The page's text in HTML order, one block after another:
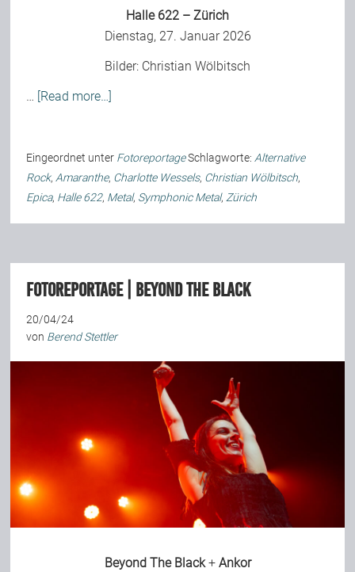
Alles andere
Backstage
Kontakt
Team
Join Us
Playlisten
Halle 622 – Zürich
Dienstag, 27. Januar 2026
Bilder: Christian Wölbitsch
… [Read more…]
Eingeordnet unter FotoreportageSchlagworte: Alternative
Rock, Amaranthe, Charlotte Wessels, Christian Wölbitsch,
Epica, Halle 622, Metal, Symphonic Metal, Zürich
Fotoreportage | Beyond The Black
20/04/24
von Berend Stettler
Beyond The Black+ Ankor